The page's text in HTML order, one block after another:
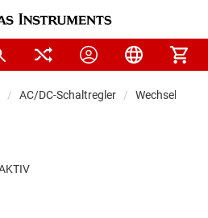
AC/DC-Schaltregler